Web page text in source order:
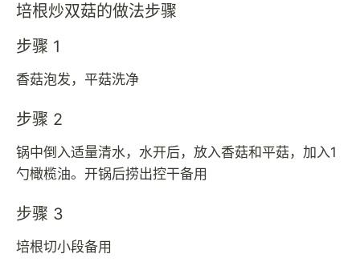
培根炒双菇的做法步骤
步骤 1
香菇泡发，平菇洗净
步骤 2
锅中倒入适量清水，水开后，放入香菇和平菇，加入1
勺橄榄油。开锅后捞出控干备用
步骤 3
培根切小段备用